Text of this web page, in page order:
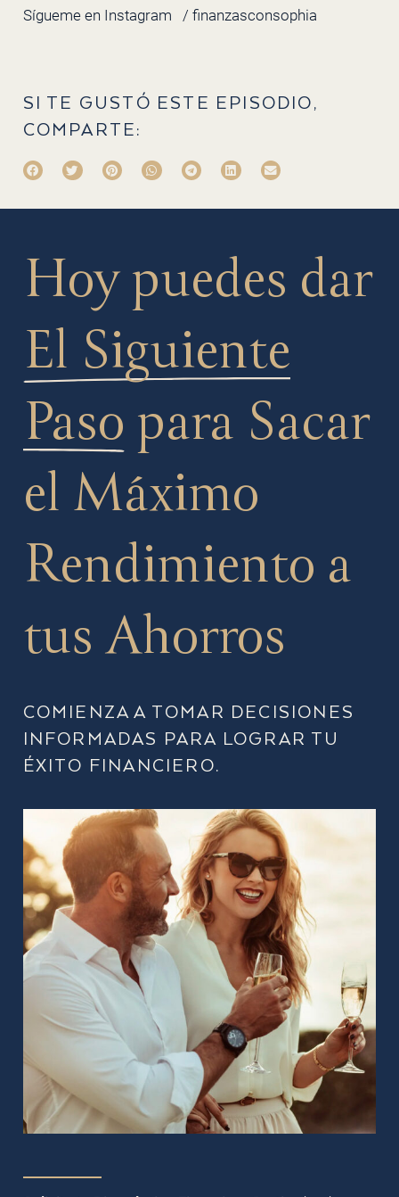
Sígueme en Instagram / finanzasconsophia
SI TE GUSTÓ ESTE EPISODIO,
COMPARTE:
Hoy puedes dar
El Siguiente
Paso para Sacar
el Máximo
Rendimiento a
tus Ahorros
COMIENZA A TOMAR DECISIONES
INFORMADAS PARA LOGRAR TU
ÉXITO FINANCIERO.